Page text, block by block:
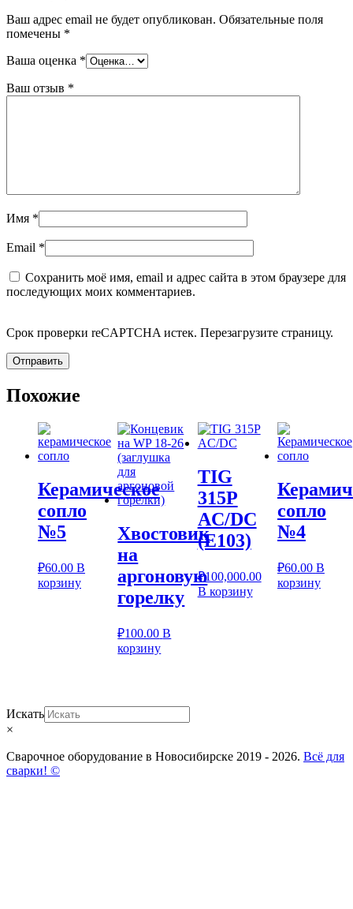
Ваш адрес email не будет опубликован. Обязательные поля
помечены *
Ваша оценка *
Ваш отзыв *
Имя *
Email *
Сохранить моё имя, email и адрес сайта в этом браузере для
последующих моих комментариев.
Срок проверки reCAPTCHA истек. Перезагрузите страницу.
Похожие
Керамическое
сопло
№5
₽60.00 В
корзину
Хвостовик
на
аргоновую
горелку
₽100.00 В
корзину
TIG
315P
AC/DC
(E103)
₽100,000.00
В корзину
сопло
№4
₽60.00 В
корзину
Искать
×
Сварочное оборудование в Новосибирске 2019 - 2026. Всё для
сварки! ©